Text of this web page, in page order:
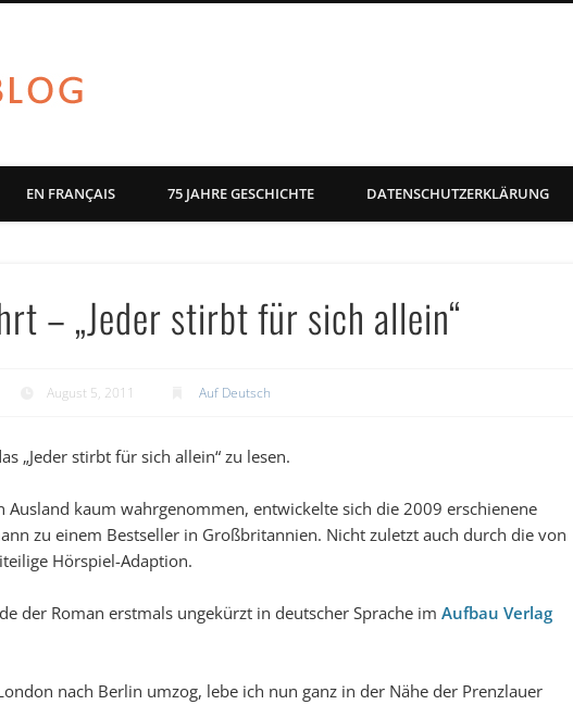
EN FRANÇAIS 75 JAHRE GESCHICHTE DATENSCHUTZERKLÄRUNG
– „Jeder stirbt für sich allein“
August 5, 2011 Auf Deutsch
„Jeder stirbt für sich allein“ zu lesen.
Ausland kaum wahrgenommen, entwickelte sich die 2009 erschienene
zu einem Bestseller in Großbritannien. Nicht zuletzt auch durch die von
Hörspiel-Adaption.
der Roman erstmals ungekürzt in deutscher Sprache im Aufbau Verlag
nach Berlin umzog, lebe ich nun ganz in der Nähe der Prenzlauer